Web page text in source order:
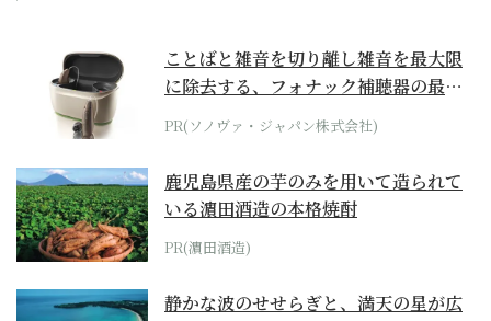
ことばと雑音を切り離し雑音を最大限
に除去する、フォナック補聴器の最上
位モデル
PR(ソノヴァ・ジャパン株式会社)
鹿児島県産の芋のみを用いて造られて
いる濵田酒造の本格焼酎
PR(濵田酒造)
静かな波のせせらぎと、満天の星が広